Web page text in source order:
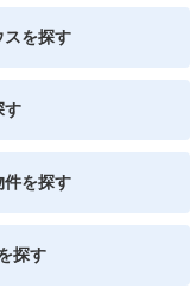
スを探す
す
件を探す
探す